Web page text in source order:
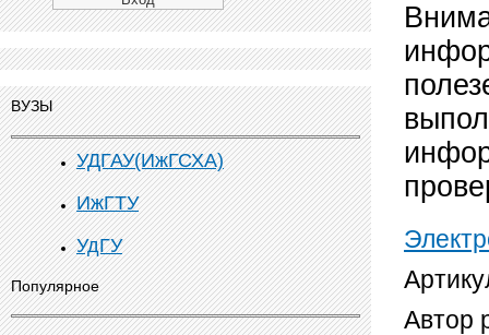
ВУЗЫ
УДГАУ(ИжГСХА)
ИжГТУ
УдГУ
Популярное
Автор